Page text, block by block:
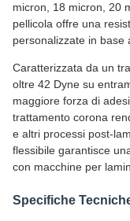
micron, 18 micron, 20
pellicola offre una
personalizzate in base
Caratterizzata da un
oltre 42 Dyne su
maggiore forza di
trattamento corona
e altri processi post-
flessibile garantisce
con macchine per
Specifiche